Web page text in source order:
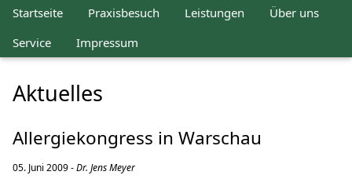
Startseite Praxisbesuch Leistungen
Über uns
Service
Impressum
Aktuelles
Allergiekongress in Warschau
05. Juni 2009 -Dr. Jens Meyer